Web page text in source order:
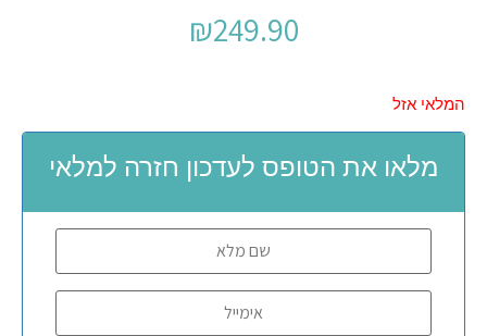
₪249.90
המלאי אזל
מלאו את הטופס לעדכון חזרה למלאי